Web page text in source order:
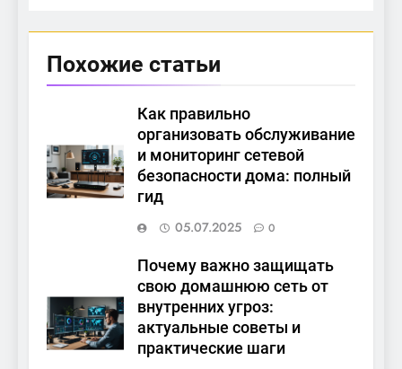
Похожие статьи
Как правильно
организовать обслуживание
и мониторинг сетевой
безопасности дома: полный
гид
05.07.2025
0
Почему важно защищать
свою домашнюю сеть от
внутренних угроз:
актуальные советы и
практические шаги